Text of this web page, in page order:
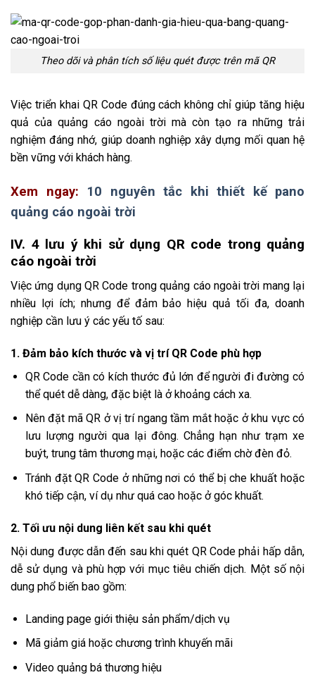
Theo dõi và phân tích số liệu quét được trên mã QR
Việc triển khai QR Code đúng cách không chỉ giúp tăng hiệu
quả của quảng cáo ngoài trời mà còn tạo ra những trải
nghiệm đáng nhớ, giúp doanh nghiệp xây dựng mối quan hệ
bền vững với khách hàng.
Xem ngay:
10 nguyên tắc khi thiết kế pano
quảng cáo ngoài trời
IV. 4 lưu ý khi sử dụng QR code trong quảng
cáo ngoài trời
Việc ứng dụng QR Code trong quảng cáo ngoài trời mang lại
nhiều lợi ích; nhưng để đảm bảo hiệu quả tối đa, doanh
nghiệp cần lưu ý các yếu tố sau:
1. Đảm bảo kích thước và vị trí QR Code phù hợp
QR Code cần có kích thước đủ lớn để người đi đường có
thể quét dễ dàng, đặc biệt là ở khoảng cách xa.
Nên đặt mã QR ở vị trí ngang tầm mắt hoặc ở khu vực có
lưu lượng người qua lại đông. Chẳng hạn như trạm xe
buýt, trung tâm thương mại, hoặc các điểm chờ đèn đỏ.
Tránh đặt QR Code ở những nơi có thể bị che khuất hoặc
khó tiếp cận, ví dụ như quá cao hoặc ở góc khuất.
2. Tối ưu nội dung liên kết sau khi quét
Nội dung được dẫn đến sau khi quét QR Code phải hấp dẫn,
dễ sử dụng và phù hợp với mục tiêu chiến dịch. Một số nội
dung phổ biến bao gồm:
Landing page giới thiệu sản phẩm/dịch vụ
Mã giảm giá hoặc chương trình khuyến mãi
Video quảng bá thương hiệu